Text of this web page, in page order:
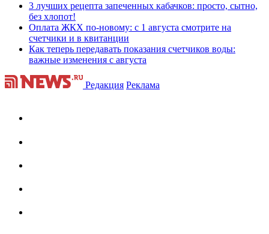
3 лучших рецепта запеченных кабачков: просто, сытно,
без хлопот!
Оплата ЖКХ по-новому: с 1 августа смотрите на
счетчики и в квитанции
Как теперь передавать показания счетчиков воды:
важные изменения с августа
Редакция Реклама